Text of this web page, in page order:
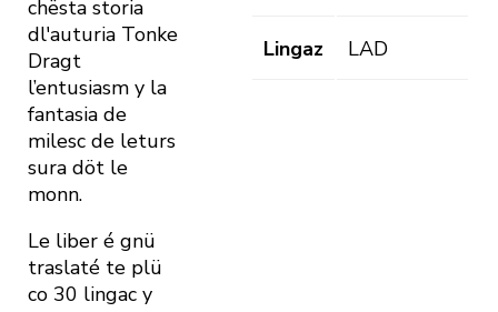
chësta storia
dl'auturia Tonke
Dragt
l’entusiasm y la
fantasia de
milesc de leturs
sura döt le
monn.
Le liber é gnü
traslaté te plü
co 30 lingac y
Lingaz LAD